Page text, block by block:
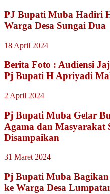
PJ Bupati Muba Hadiri
Warga Desa Sungai Dua
18 April 2024
Berita Foto : Audiensi
Pj Bupati H Apriyadi
2 April 2024
Pj Bupati Muba Gelar
Agama dan Masyarakat
Disampaikan
31 Maret 2024
Pj Bupati Muba Bagikan
ke Warga Desa